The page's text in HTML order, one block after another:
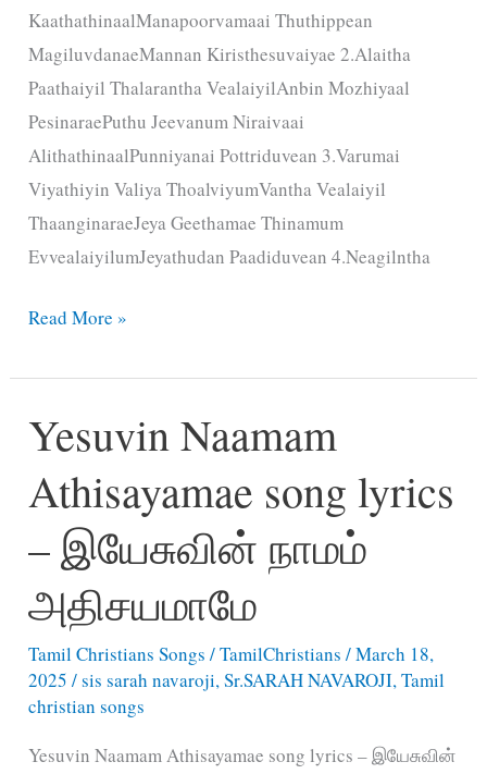
KaathathinaalManapoorvamaai Thuthippean
MagiluvdanaeMannan Kiristhesuvaiyae 2.Alaitha
Paathaiyil Thalarantha VealaiyilAnbin Mozhiyaal
PesinaraePuthu Jeevanum Niraivaai
AlithathinaalPunniyanai Pottriduvean 3.Varumai
Viyathiyin Valiya ThoalviyumVantha Vealaiyil
ThaanginaraeJeya Geethamae Thinamum
EvvealaiyilumJeyathudan Paadiduvean 4.Neagilntha
Enthan
Anbathaiyae
song
lyrics
–
இயேசுவின்
அன்பதையே
Read More »
Yesuvin Naamam
Athisayamae song lyrics
– இயேசுவின் நாமம்
அதிசயமாமே
Tamil Christians Songs /TamilChristians/March 18,
2025/sis sarah navaroji,Sr.SARAH NAVAROJI,Tamil
christian songs
Yesuvin Naamam Athisayamae song lyrics – இயேசுவின்